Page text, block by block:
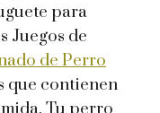
para
Juegos de
de Perro
que contienen
Tu perro